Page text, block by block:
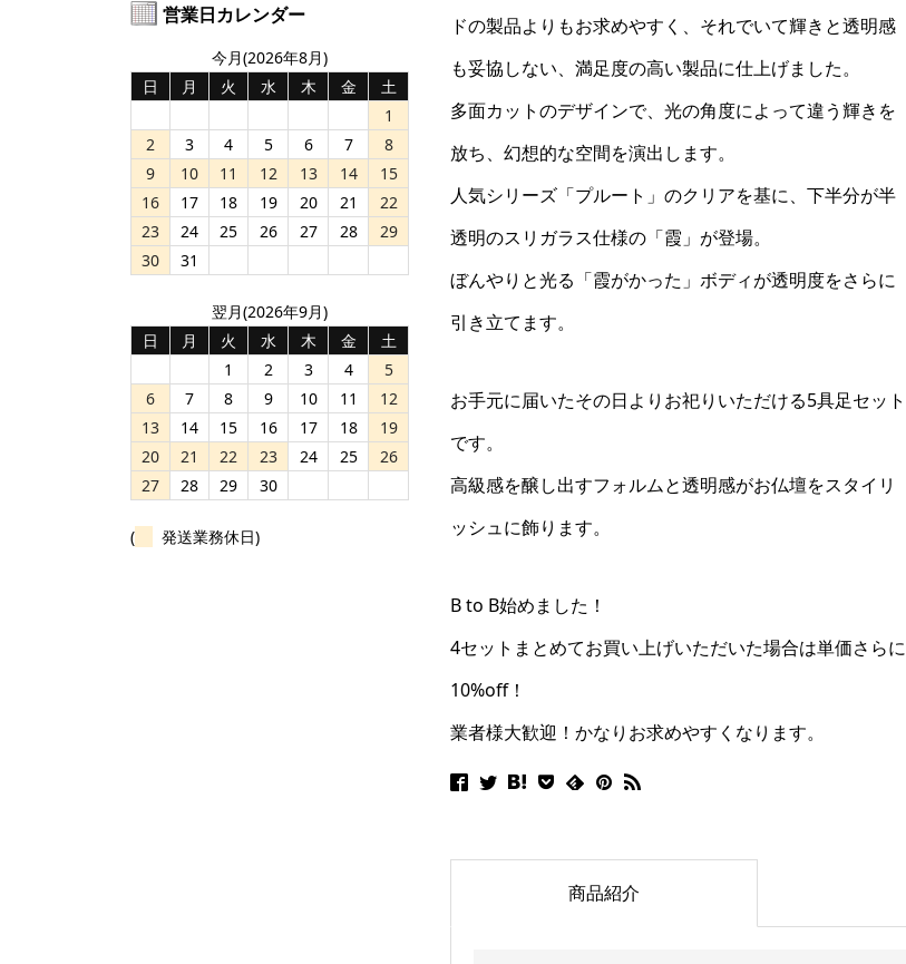
ドの製品よりもお求めやすく、それでいて輝きと透明感
も妥協しない、満足度の高い製品に仕上げました。
多面カットのデザインで、光の角度によって違う輝きを
放ち、幻想的な空間を演出します。
人気シリーズ「プルート」のクリアを基に、下半分が半
透明のスリガラス仕様の「霞」が登場。
ぼんやりと光る「霞がかった」ボディが透明度をさらに
引き立てます。
お手元に届いたその日よりお祀りいただける5具足セット
です。
高級感を醸し出すフォルムと透明感がお仏壇をスタイリ
ッシュに飾ります。
B to B始めました！
4セットまとめてお買い上げいただいた場合は単価さらに
10%off！
業者様大歓迎！かなりお求めやすくなります。
商品紹介
営業日カレンダー
今月(2026年8月)
日
月 火 水 木 金
土
1
2
3 4 5 6 7
8
9
10 11 12 13 14
15
16
17 18 19 20 21
22
23
24 25 26 27 28
29
30
31
翌月(2026年9月)
日
月 火 水 木 金
土
1
2 3 4
5
6
7 8 9 10 11
12
13
14 15 16 17 18
19
20
21 22 23 24 25
26
27
28 29 30
( 発送業務休日)